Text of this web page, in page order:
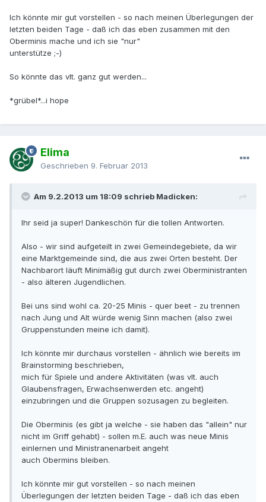
Ich könnte mir gut vorstellen - so nach meinen Überlegungen der
letzten beiden Tage - daß ich das eben zusammen mit den
Oberminis mache und ich sie "nur"
unterstütze ;-)
So könnte das vlt. ganz gut werden...
*grübel*...i hope
Elima
Geschrieben 9. Februar 2013
Am 9.2.2013 um 18:09 schrieb Madicken:
Ihr seid ja super! Dankeschön für die tollen Antworten.
Also - wir sind aufgeteilt in zwei Gemeindegebiete, da wir
eine Marktgemeinde sind, die aus zwei Orten besteht. Der
Nachbarort läuft Minimäßig gut durch zwei Oberministranten
- also älteren Jugendlichen.
Bei uns sind wohl ca. 20-25 Minis - quer beet - zu trennen
nach Jung und Alt würde wenig Sinn machen (also zwei
Gruppenstunden meine ich damit).
Ich könnte mir durchaus vorstellen - ähnlich wie bereits im
Brainstorming beschrieben,
mich für Spiele und andere Aktivitäten (was vlt. auch
Glaubensfragen, Erwachsenwerden etc. angeht)
einzubringen und die Gruppen sozusagen zu begleiten.
Die Oberminis (es gibt ja welche - sie haben das "allein" nur
nicht im Griff gehabt) - sollen m.E. auch was neue Minis
einlernen und Ministranenarbeit angeht
auch Obermins bleiben.
Ich könnte mir gut vorstellen - so nach meinen
Überlegungen der letzten beiden Tage - daß ich das eben